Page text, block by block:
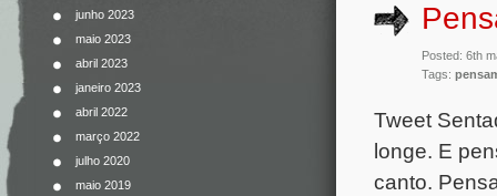
junho 2023
maio 2023
abril 2023
janeiro 2023
abril 2022
março 2022
julho 2020
maio 2019
Posted: 6th
Tags:
Tweet
longe. E
canto.